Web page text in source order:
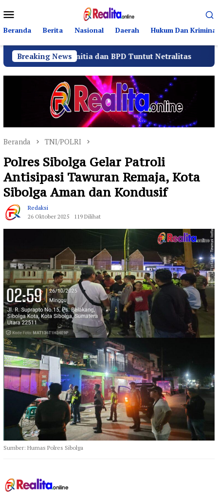
ke
kontenMobile
Beranda Berita Nasional Daerah Hukum Dan Kriminal
Breaking News
Panitia dan BPD Tuntut Netralitas Komando
Beranda TNI/POLRI
Polres Sibolga Gelar Patroli
Antisipasi Tawuran Remaja, Kota
Sibolga Aman dan Kondusif
Redaksi
26 Oktober 2025
119 Dilihat
Sumber: Humas Polres Sibolga